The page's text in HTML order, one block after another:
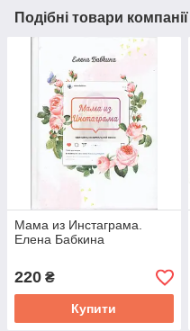
Подібні товари компанії
Мама из Инстаграма.
Елена Бабкина
220 ₴
Купити